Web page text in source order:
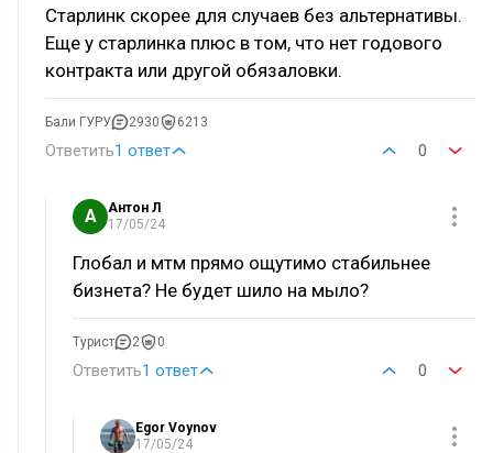
Старлинк скорее для случаев без альтернативы.
Еще у старлинка плюс в том, что нет годового
контракта или другой обязаловки.
Бали ГУРУ 2930 6213
Ответить1 ответ 0
А
Антон Л
17/05/24
Глобал и мтм прямо ощутимо стабильнее
бизнета? Не будет шило на мыло?
Турист 2 0
Ответить1 ответ 0
Egor Voynov
17/05/24